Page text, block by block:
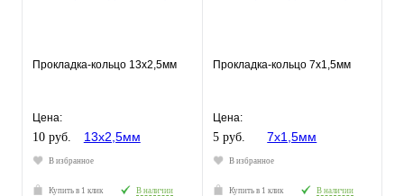
Прокладка-кольцо 13х2,5мм
Цена:
10 руб.
В избранное
Купить в 1 клик В наличии
Прокладка-кольцо 7х1,5мм
Цена:
5 руб.
В избранное
Купить в 1 клик В наличии